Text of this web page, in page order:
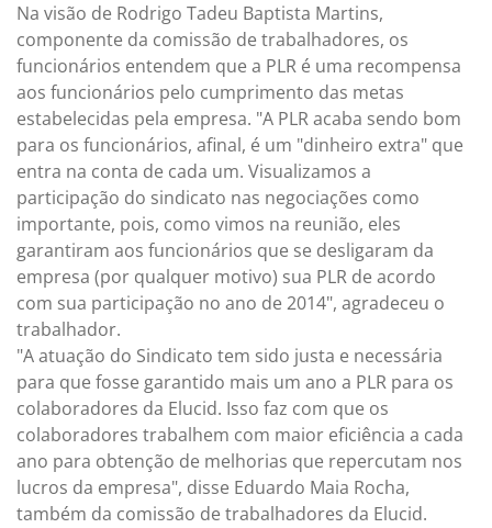
Na visão de Rodrigo Tadeu Baptista Martins,
componente da comissão de trabalhadores, os
funcionários entendem que a PLR é uma recompensa
aos funcionários pelo cumprimento das metas
estabelecidas pela empresa. "A PLR acaba sendo bom
para os funcionários, afinal, é um "dinheiro extra" que
entra na conta de cada um. Visualizamos a
participação do sindicato nas negociações como
importante, pois, como vimos na reunião, eles
garantiram aos funcionários que se desligaram da
empresa (por qualquer motivo) sua PLR de acordo
com sua participação no ano de 2014", agradeceu o
trabalhador.
"A atuação do Sindicato tem sido justa e necessária
para que fosse garantido mais um ano a PLR para os
colaboradores da Elucid. Isso faz com que os
colaboradores trabalhem com maior eficiência a cada
ano para obtenção de melhorias que repercutam nos
lucros da empresa", disse Eduardo Maia Rocha,
também da comissão de trabalhadores da Elucid.